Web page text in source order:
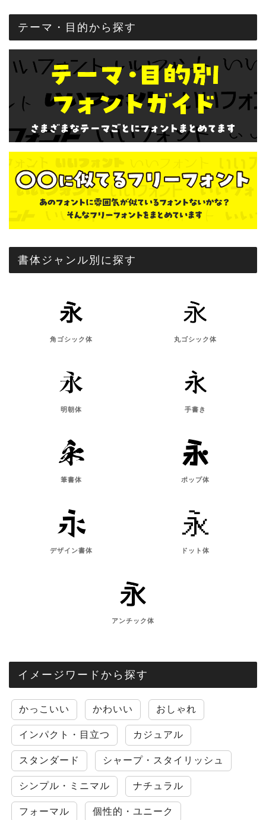
テーマ・目的から探す
書体ジャンル別に探す
角ゴシック体 丸ゴシック体
明朝体 手書き
筆書体 ポップ体
デザイン書体 ドット体
アンチック体
イメージワードから探す
かっこいい かわいい おしゃれ
インパクト・目立つ カジュアル
スタンダード シャープ・スタイリッシュ
シンプル・ミニマル ナチュラル
フォーマル 個性的・ユニーク